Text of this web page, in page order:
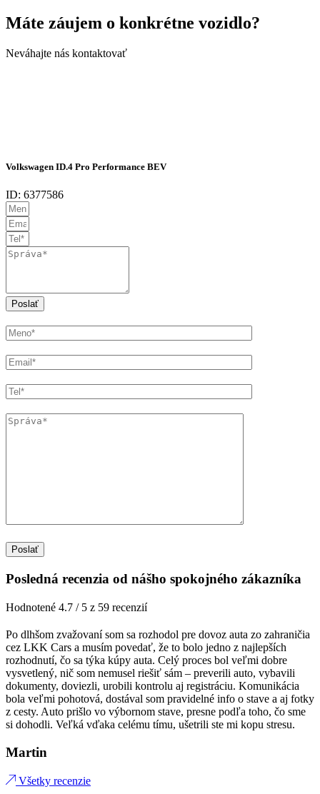
Máte záujem o konkrétne vozidlo?
Neváhajte nás kontaktovať
Volkswagen ID.4 Pro Performance BEV
ID: 6377586
Poslať
Posledná recenzia od nášho spokojného zákazníka
Hodnotené 4.7 / 5 z 59 recenzií
Po dlhšom zvažovaní som sa rozhodol pre dovoz auta zo zahraničia
cez LKK Cars a musím povedať, že to bolo jedno z najlepších
rozhodnutí, čo sa týka kúpy auta. Celý proces bol veľmi dobre
vysvetlený, nič som nemusel riešiť sám – preverili auto, vybavili
dokumenty, doviezli, urobili kontrolu aj registráciu. Komunikácia
bola veľmi pohotová, dostával som pravidelné info o stave a aj fotky
z cesty. Auto prišlo vo výbornom stave, presne podľa toho, čo sme
si dohodli. Veľká vďaka celému tímu, ušetrili ste mi kopu stresu.
Martin
Všetky recenzie